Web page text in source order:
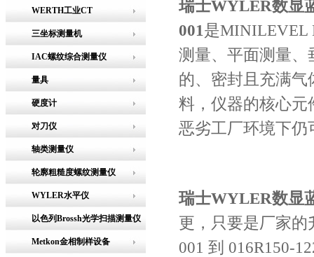
WERTH工业CT
三坐标测量机
IAC螺纹综合测量仪
量具
硬度计
对刀仪
轴类测量仪
轮廓粗糙度螺纹测量仪
WYLER水平仪
以色列Brossh光学扫描测量仪
Metkon金相制样设备
瑞士WYLER数显
001是MINILEVEL
测量、平面测量、
的、密封且充满
料，仪器的核心元
恶劣工厂环境下仍
瑞士WYLER数显
更，只要是厂家的
001 到 016R150-